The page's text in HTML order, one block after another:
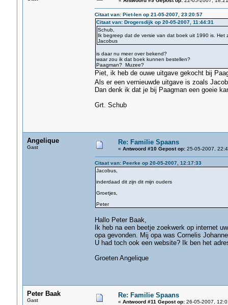
Citaat van: Piet-Ien op 21-05-2007, 23:20:57
Citaat van: Drogersdijk op 20-05-2007, 11:44:31
Schub,
Ik begreep dat de versie van dat boek uit 1990 is.
Jacobus
is daar nu meer over bekend?
waar zou ik dat boek kunnen bestellen?
Paagman? Muzee?
Piet, ik heb de ouwe uitgave gekocht bij
Als er een vernieuwde uitgave is zoals
Dan denk ik dat je bij Paagman een goeie
Grt. Schub
Angelique
Gast
Re: Familie Spaans
« Antwoord #10 Gepost op:25-05-2007,
Citaat van: Peerke op 20-05-2007, 12:17:33
Jacobus,
inderdaad dit zijn dit mijn ouders
Groetjes,
Peter
Hallo Peter Baak,
Ik heb na een beetje zoekwerk op internet
opa gevonden. Mij opa was Cornelis
U had toch ook een website? Ik ben het
Groeten Angelique
Peter Baak
Gast
Re: Familie Spaans
« Antwoord #11 Gepost op:26-05-2007,